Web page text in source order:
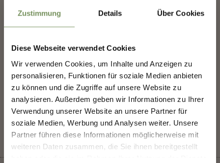
Zustimmung Details Über Cookies
Diese Webseite verwendet Cookies
Wir verwenden Cookies, um Inhalte und Anzeigen zu
personalisieren, Funktionen für soziale Medien anbieten
zu können und die Zugriffe auf unsere Website zu
analysieren. Außerdem geben wir Informationen zu Ihrer
Verwendung unserer Website an unsere Partner für
soziale Medien, Werbung und Analysen weiter. Unsere
Partner führen diese Informationen möglicherweise mit
weiteren Daten zusammen, die Sie ihnen bereitgestellt
WAR DER INHALT FÜR DICH HILFREICH?
JA NEIN
MERANS ZUKUNFT
GESTALTEN — GEMEINSAM.
MERANS ZUKUNFT GESTALTEN —
GEMEINSAM.
Deine Meinung zählt. Scannen, teilen, bewegen.